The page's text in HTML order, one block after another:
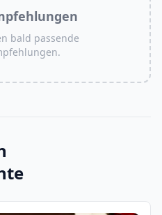
bald passende